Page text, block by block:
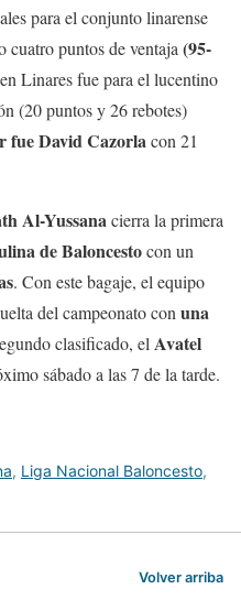
para el conjunto linarense
puntos de ventaja (95-
Linares fue para el lucentino
(20 puntos y 26 rebotes)
fue David Cazorlacon 21
Al-Yussanacierra la primera
de Baloncestocon un
. Con este bagaje, el equipo
del campeonato con una
clasificado, el Avatel
sábado a las 7 de la tarde.
, Liga Nacional Baloncesto,
Volver arriba